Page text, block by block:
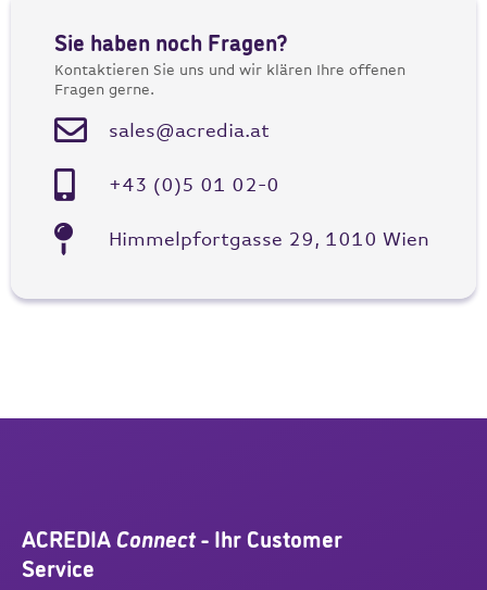
Sie haben noch Fragen?
Kontaktieren Sie uns und wir klären Ihre offenen
Fragen gerne.
sales@acredia.at
+43 (0)5 01 02-0
Himmelpfortgasse 29, 1010 Wien
ACREDIA Connect- Ihr Customer
Service